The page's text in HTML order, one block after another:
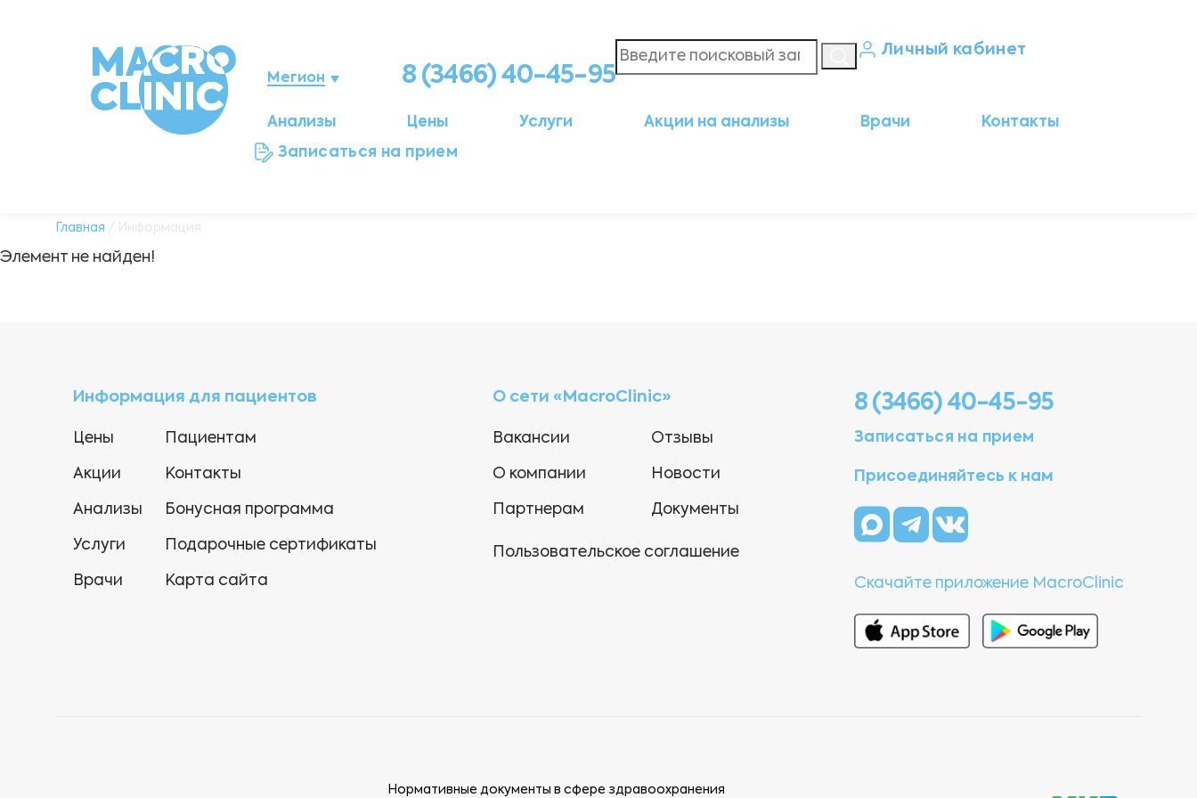
Мегион
Нижневартовск
8 (3466) 40-45-95
Личный кабинет
Анализы Цены Услуги Акции на анализы Врачи
Контакты
Записаться на прием
Главная / Информация
Элемент не найден!
Информация для пациентов
Цены
Акции
Анализы
Услуги
Врачи
Пациентам
Контакты
Бонусная программа
Подарочные сертификаты
Карта сайта
О сети «MacroClinic»
Вакансии
О компании
Партнерам
Отзывы
Новости
Документы
Пользовательское соглашение
8 (3466) 40-45-95
Записаться на прием
Присоединяйтесь к нам
Скачайте приложение MacroClinic
Нормативные документы в сфере здравоохранения